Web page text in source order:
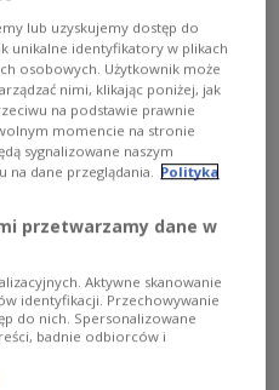
gra Bacha
lub uzyskujemy dostęp do
unikalne identyfikatory w plikach
osobowych. Użytkownik może
nimi, klikając poniżej, jak
na podstawie prawnie
momencie na stronie
sygnalizowane naszym
na dane przeglądania. Polityka
przetwarzamy dane w
Aktywne skanowanie
identyfikacji. Przechowywanie
do nich. Spersonalizowane
badnie odbiorców i